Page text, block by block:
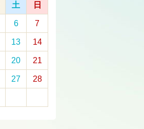
土 日
6 7
13 14
20 21
27 28